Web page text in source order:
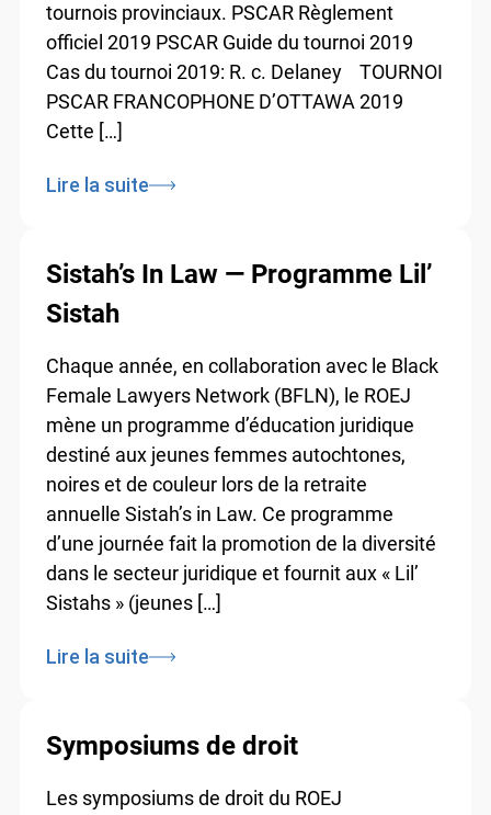
tournois provinciaux. PSCAR Règlement
officiel 2019 PSCAR Guide du tournoi 2019
Cas du tournoi 2019: R. c. Delaney TOURNOI
PSCAR FRANCOPHONE D’OTTAWA 2019
Cette […]
Lire la suite
Sistah’s In Law — Programme Lil’
Sistah
Chaque année, en collaboration avec le Black
Female Lawyers Network (BFLN), le ROEJ
mène un programme d’éducation juridique
destiné aux jeunes femmes autochtones,
noires et de couleur lors de la retraite
annuelle Sistah’s in Law. Ce programme
d’une journée fait la promotion de la diversité
dans le secteur juridique et fournit aux « Lil’
Sistahs » (jeunes […]
Lire la suite
Symposiums de droit
Les symposiums de droit du ROEJ